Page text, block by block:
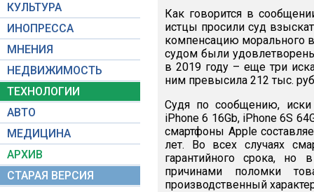
КУЛЬТУРА
ИНОПРЕССА
МНЕНИЯ
НЕДВИЖИМОСТЬ
ТЕХНОЛОГИИ
АВТО
МЕДИЦИНА
АРХИВ
СТАРАЯ ВЕРСИЯ
Как говорится в
истцы просили суд
компенсацию морального
судом были
в 2019 году – еще три
ним превысила 212 тыс.
Судя по сообщению,
iPhone 6 16Gb, iPhone 6S
смартфоны Apple
лет. Во всех случаях
гарантийного срока, но
причинами поломки
производственный